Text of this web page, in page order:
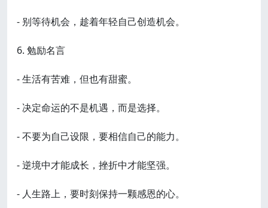
- 别等待机会，趁着年轻自己创造机会。
6. 勉励名言
- 生活有苦难，但也有甜蜜。
- 决定命运的不是机遇，而是选择。
- 不要为自己设限，要相信自己的能力。
- 逆境中才能成长，挫折中才能坚强。
- 人生路上，要时刻保持一颗感恩的心。